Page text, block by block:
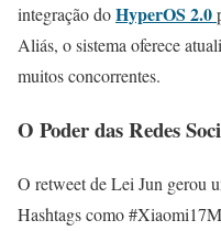
integração doHyperOS 2.0
Aliás, o sistema oferece
muitos concorrentes.
O Poder das Redes
O retweet de Lei Jun gerou
Hashtags como